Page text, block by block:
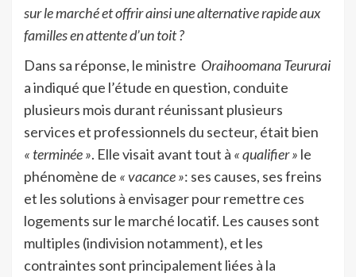
sur le marché et offrir ainsi une alternative rapide aux
familles en attente d’un toit ?
Dans sa réponse, le ministre Oraihoomana Teururai
a indiqué que l’étude en question, conduite
plusieurs mois durant réunissant plusieurs
services et professionnels du secteur, était bien
« terminée ». Elle visait avant tout à « qualifier » le
phénomène de « vacance »: ses causes, ses freins
et les solutions à envisager pour remettre ces
logements sur le marché locatif. Les causes sont
multiples (indivision notamment), et les
contraintes sont principalement liées à la